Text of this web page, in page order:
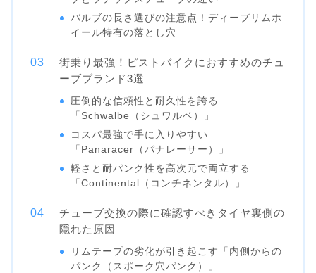
バルブの長さ選びの注意点！ディープリムホ
イール特有の落とし穴
街乗り最強！ピストバイクにおすすめのチュ
ーブブランド3選
圧倒的な信頼性と耐久性を誇る
「Schwalbe（シュワルベ）」
コスパ最強で手に入りやすい
「Panaracer（パナレーサー）」
軽さと耐パンク性を高次元で両立する
「Continental（コンチネンタル）」
チューブ交換の際に確認すべきタイヤ裏側の
隠れた原因
リムテープの劣化が引き起こす「内側からの
パンク（スポーク穴パンク）」